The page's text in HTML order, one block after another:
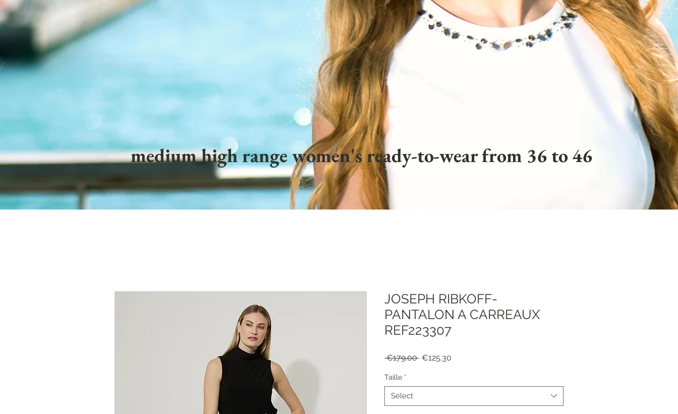
medium high range women's ready-to-wear from 36 to 46
JOSEPH RIBKOFF-
PANTALON A CARREAUX
REF223307
€179.00 Regular
€125.30
Taille *
Select